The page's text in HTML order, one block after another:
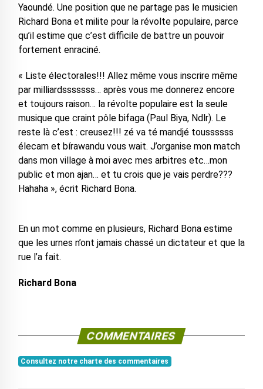
Yaoundé. Une position que ne partage pas le musicien
Richard Bona et milite pour la révolte populaire, parce
qu’il estime que c’est difficile de battre un pouvoir
fortement enraciné.
« Liste électorales!!! Allez même vous inscrire même
par milliardsssssss… après vous me donnerez encore
et toujours raison… la révolte populaire est la seule
musique que craint pôle bifaga (Paul Biya, Ndlr). Le
reste là c’est : creusez!!! zé va té mandjé toussssss
élecam et bírawandu vous wait. J’organise mon match
dans mon village à moi avec mes arbitres etc…mon
public et mon ajan… et tu crois que je vais perdre???
Hahaha », écrit Richard Bona.
En un mot comme en plusieurs, Richard Bona estime
que les urnes n’ont jamais chassé un dictateur et que la
rue l’a fait.
Richard Bona
COMMENTAIRES
Consultez notre charte des commentaires